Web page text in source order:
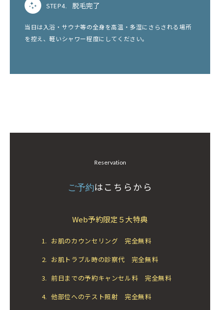
STEP4. 脱毛完了
当日は入浴・サウナ等の全身を高温・多湿にさらされる場所
を控え、軽いシャワー程度にしてください。
Reservation
ご予約はこちらから
Web予約限定５大特典
1. お肌のカウンセリング 完全無料
2. お肌トラブル時の診察代 完全無料
3. 前日までの予約キャンセル料 完全無料
4. 他部位へのテスト照射 完全無料